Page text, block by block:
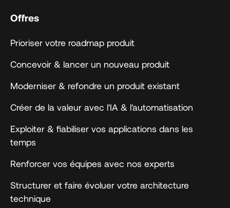
Offres
Prioriser votre roadmap produit
Concevoir & lancer un nouveau produit
Moderniser & refondre un produit existant
Créer de la valeur avec l'IA & l'automatisation
Exploiter & fiabiliser vos applications dans les
temps
Renforcer vos équipes avec nos experts
Structurer et faire évoluer votre architecture
technique